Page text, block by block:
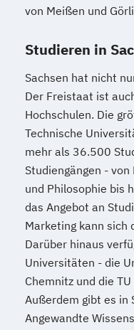
von Meißen und
Studieren in
Sachsen hat nicht
Der Freistaat ist
Hochschulen. Die
Technische
mehr als 36.500
Studiengängen -
und Philosophie bis
das Angebot an
Marketing kann sich
Darüber hinaus
Universitäten - die
Chemnitz und die
Außerdem gibt es in
Angewandte